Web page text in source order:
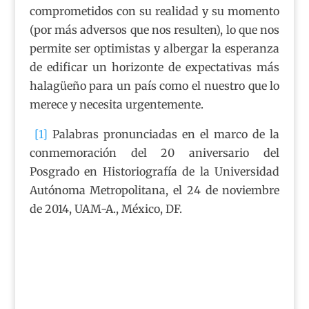
comprometidos con su realidad y su momento
(por más adversos que nos resulten), lo que nos
permite ser optimistas y albergar la esperanza
de edificar un horizonte de expectativas más
halagüeño para un país como el nuestro que lo
merece y necesita urgentemente.
[1] Palabras pronunciadas en el marco de la
conmemoración del 20 aniversario del
Posgrado en Historiografía de la Universidad
Autónoma Metropolitana, el 24 de noviembre
de 2014, UAM-A., México, DF.